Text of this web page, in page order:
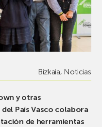
Bizkaia, Noticias
y otras
País Vasco colabora
de herramientas